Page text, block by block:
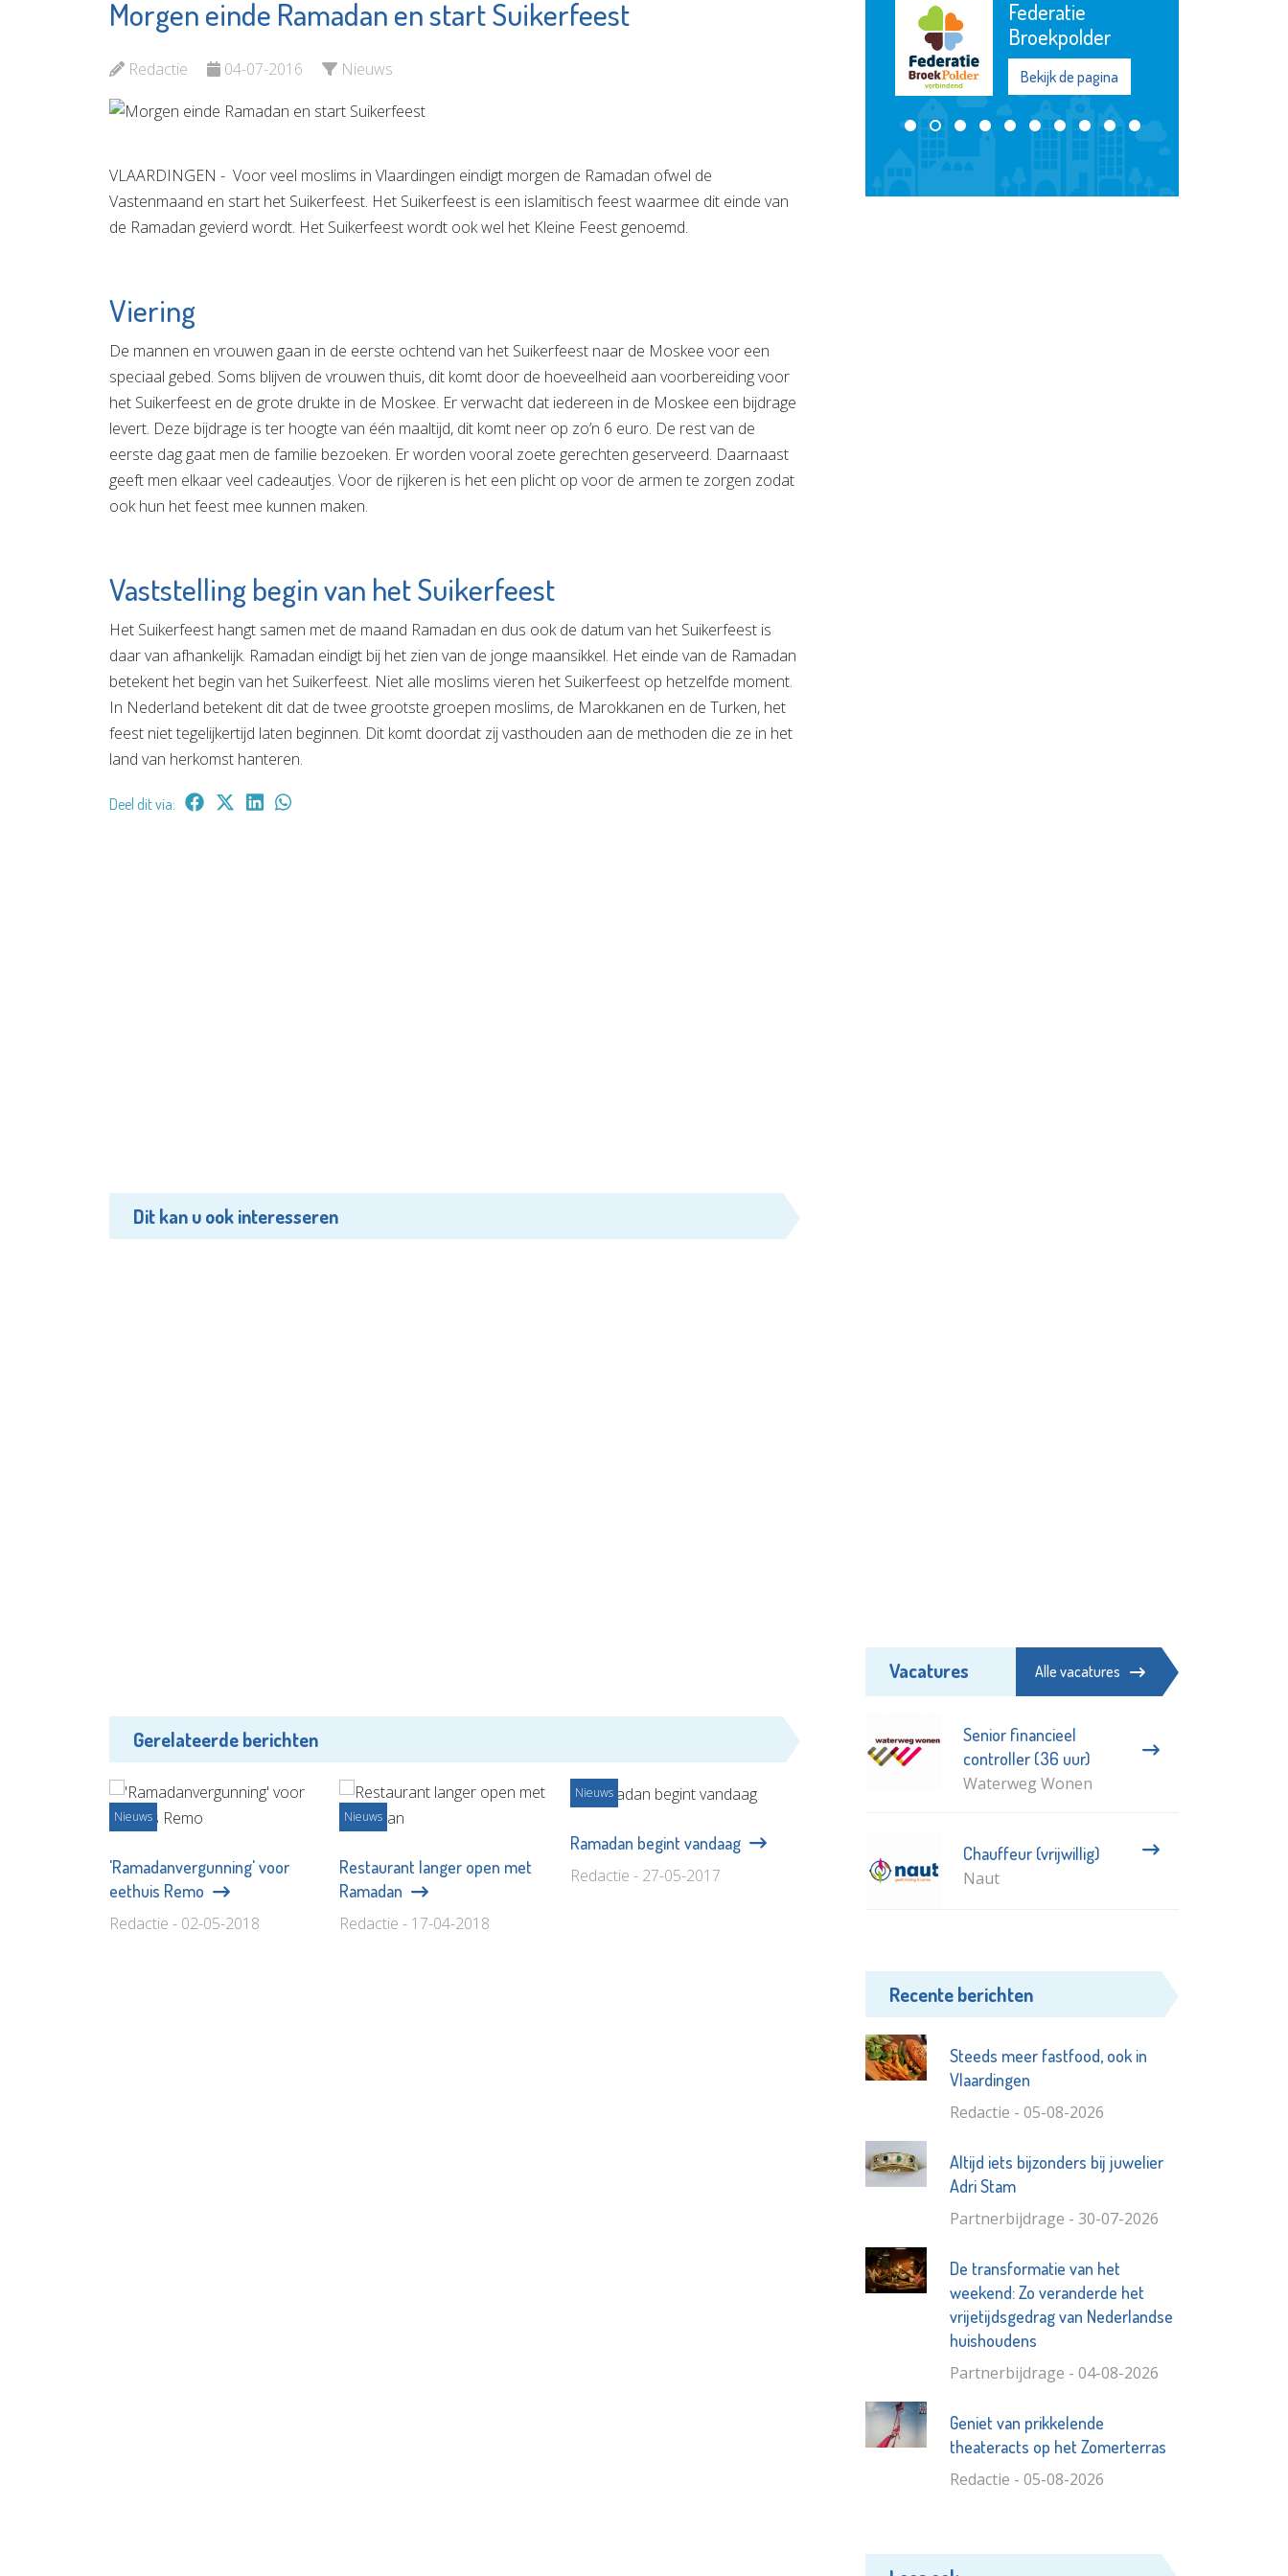
Morgen einde Ramadan en start Suikerfeest
Redactie 04-07-2016 Nieuws
VLAARDINGEN - Voor veel moslims in Vlaardingen eindigt morgen de Ramadan ofwel de
Vastenmaand en start het Suikerfeest. Het Suikerfeest is een islamitisch feest waarmee dit einde van
de Ramadan gevierd wordt. Het Suikerfeest wordt ook wel het Kleine Feest genoemd.
Viering
De mannen en vrouwen gaan in de eerste ochtend van het Suikerfeest naar de Moskee voor een
speciaal gebed. Soms blijven de vrouwen thuis, dit komt door de hoeveelheid aan voorbereiding voor
het Suikerfeest en de grote drukte in de Moskee. Er verwacht dat iedereen in de Moskee een bijdrage
levert. Deze bijdrage is ter hoogte van één maaltijd, dit komt neer op zo’n 6 euro. De rest van de
eerste dag gaat men de familie bezoeken. Er worden vooral zoete gerechten geserveerd. Daarnaast
geeft men elkaar veel cadeautjes. Voor de rijkeren is het een plicht op voor de armen te zorgen zodat
ook hun het feest mee kunnen maken.
Vaststelling begin van het Suikerfeest
Het Suikerfeest hangt samen met de maand Ramadan en dus ook de datum van het Suikerfeest is
daar van afhankelijk. Ramadan eindigt bij het zien van de jonge maansikkel. Het einde van de Ramadan
betekent het begin van het Suikerfeest. Niet alle moslims vieren het Suikerfeest op hetzelfde moment.
In Nederland betekent dit dat de twee grootste groepen moslims, de Marokkanen en de Turken, het
feest niet tegelijkertijd laten beginnen. Dit komt doordat zij vasthouden aan de methoden die ze in het
land van herkomst hanteren.
Deel dit via:
Dit kan u ook interesseren
Gerelateerde berichten
Nieuws
'Ramadanvergunning' voor
eethuis Remo
Redactie - 02-05-2018
Nieuws
Restaurant langer open met
Ramadan
Redactie - 17-04-2018
Nieuws
Ramadan begint vandaag
Redactie - 27-05-2017
Vlaardingen in
Bekijk de pagina
Prevenzie
Bekijk de pagina
Stroomopwaarts
MVS
Bekijk de pagina
Vacatures Alle vacatures
Senior financieel
controller (36 uur)
Waterweg Wonen
Chauffeur (vrijwillig)
Naut
Recente berichten
Steeds meer fastfood, ook in
Vlaardingen
Redactie - 05-08-2026
Altijd iets bijzonders bij juwelier
Adri Stam
Partnerbijdrage - 30-07-2026
De transformatie van het
weekend: Zo veranderde het
vrijetijdsgedrag van Nederlandse
huishoudens
Partnerbijdrage - 04-08-2026
Geniet van prikkelende
theateracts op het Zomerterras
Redactie - 05-08-2026